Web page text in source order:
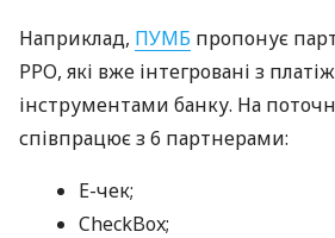
Наприклад, ПУМБ пропонує
РРО, які вже інтегровані з
інструментами банку. На
співпрацює з 6 партнерами:
E-чек;
CheckBox;